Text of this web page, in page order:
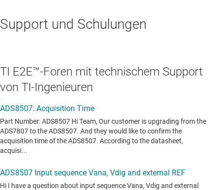
Support und Schulungen
TI E2E™-Foren mit technischem Support
von TI-Ingenieuren